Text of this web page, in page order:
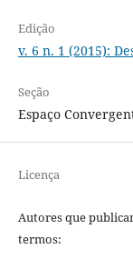
Edição
v. 6 n. 1 (2015):
Seção
Espaço
Licença
Autores que
termos: